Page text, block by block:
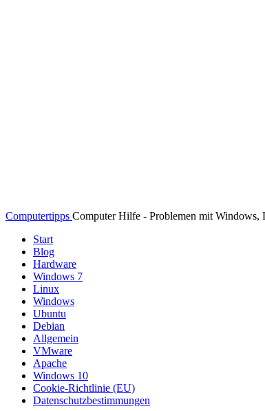
Computertipps Computer Hilfe - Problemen mit
Start
Blog
Hardware
Windows 7
Linux
Windows
Ubuntu
Debian
Allgemein
VMware
Apache
Windows 10
Cookie-Richtlinie (EU)
Datenschutzbestimmungen